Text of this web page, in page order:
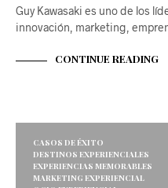
Guy Kawasaki es uno de los
innovación, marketing,
CONTINUE READING
CASOS DE ÉXITO
DESTINOS EXPERIENCIALES
EXPERIENCIAS MEMORABLES
MARKETING EXPERIENCIAL